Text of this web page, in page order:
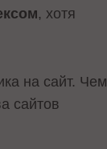
, хотя
на сайт. Чем
сайтов